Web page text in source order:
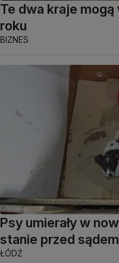
Te dwa kraje
roku
BIZNES
Psy umierały w
stanie przed sądem
ŁÓDŹ